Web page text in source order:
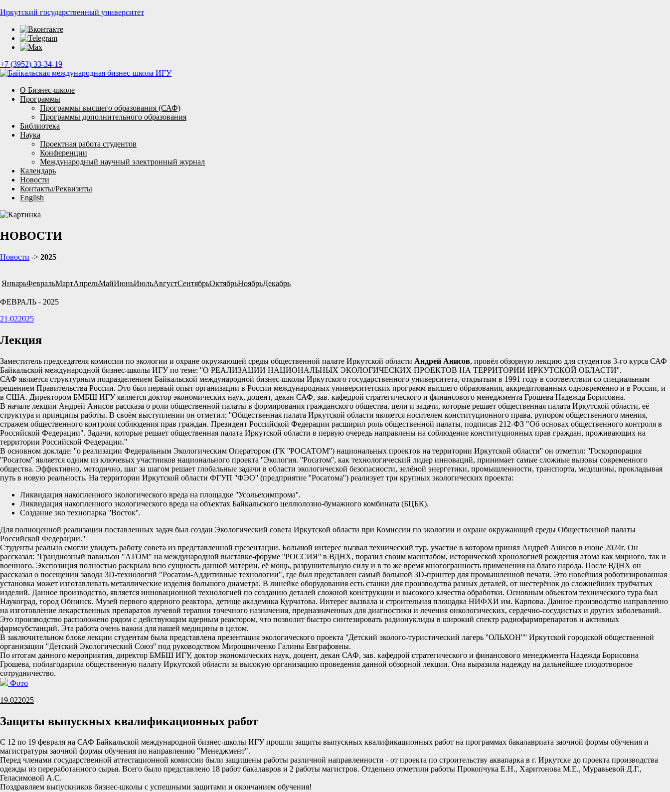
Иркутский государственный университет
+7 (3952) 33-34-19
О Бизнес-школе
Программы
Программы высшего образования (САФ)
Программы дополнительного образования
Библиотека
Наука
Проектная работа студентов
Конференции
Международный научный электронный журнал
Календарь
Новости
Контакты/Реквизиты
English
НОВОСТИ
Новости -> 2025
ЯнварьФевральМартАпрельМайИюньИюльАвгустСентябрьОктябрьНоябрьДекабрь
ФЕВРАЛЬ - 2025
21.022025
Лекция
Заместитель председателя комиссии по экологии и охране окружающей среды общественной палате Иркутской области Андрей Анисов, провёл обзорную лекцию для студентов 3-го курса САФ
Байкальской международной бизнес-школы ИГУ по теме: ''О РЕАЛИЗАЦИИ НАЦИОНАЛЬНЫХ ЭКОЛОГИЧЕСКИХ ПРОЕКТОВ НА ТЕРРИТОРИИ ИРКУТСКОЙ ОБЛАСТИ''.
САФ является структурным подразделением Байкальской международной бизнес-школы Иркутского государственного университета, открытым в 1991 году в соответствии со специальным
решением Правительства России. Это был первый опыт организации в России международных университетских программ высшего образования, аккредитованных одновременно и в России, и
в США. Директором БМБШ ИГУ является доктор экономических наук, доцент, декан САФ, зав. кафедрой стратегического и финансового менеджмента Грошева Надежда Борисовна.
В начале лекции Андрей Анисов рассказа о роли общественной палаты в формирования гражданского общества, цели и задачи, которые решает общественная палата Иркутской области, её
структура и принципы работы. В своём выступлении он отметил: ''Общественная палата Иркутской области является носителем конституционного права, рупором общественного мнения,
стражем общественного контроля соблюдения прав граждан. Президент Российской Федерации расширил роль общественной палаты, подписав 212-ФЗ "Об основах общественного контроля в
Российской Федерации". Задачи, которые решает общественная палата Иркутской области в первую очередь направлены на соблюдение конституционных прав граждан, проживающих на
территории Российской Федерации.''
В основном докладе: ''о реализации Федеральным Экологическим Оператором (ГК ''РОСАТОМ'') национальных проектов на территории Иркутской области'' он отметил: ''Госкорпорация
''Росатом'' является одним из ключевых участников национального проекта ''Экология. ''Росатом'', как технологический лидер инноваций, принимает самые сложные вызовы современного
общества. Эффективно, методично, шаг за шагом решает глобальные задачи в области экологической безопасности, зелёной энергетики, промышленности, транспорта, медицины, прокладывая
путь в новую реальность. На территории Иркутской области ФГУП ''ФЭО'' (предприятие ''Росатома'') реализует три крупных экологических проекта:
Ликвидация накопленного экологического вреда на площадке ''Усольехимпрома''.
Ликвидация накопленного экологического вреда на объектах Байкальского целлюлозно-бумажного комбината (БЦБК).
Создание эко технопарка ''Восток''.
Для полноценной реализации поставленных задач был создан Экологический совета Иркутской области при Комиссии по экологии и охране окружающей среды Общественной палаты
Российской Федерации.''
Студенты реально смогли увидеть работу совета из представленной презентации. Большой интерес вызвал технический тур, участие в котором принял Андрей Анисов в июне 2024г. Он
рассказал: ''Грандиозный павильон "АТОМ" на международной выставке-форуме ''РОССИЯ'' в ВДНХ, поразил своим масштабом, исторической хронологией рождения атома как мирного, так и
военного. Экспозиция полностью раскрыла всю сущность данной материи, её мощь, разрушительную силу и в то же время многогранность применения на благо народа. После ВДНХ он
рассказал о посещении завода 3D-технологий "Росатом-Аддитивные технологии", где был представлен самый большой 3D-принтер для промышленной печати. Это новейшая роботизированная
установка может изготавливать металлические изделия большого диаметра. В линейке оборудования есть станки для производства разных деталей, от шестерёнок до сложнейших трубчатых
изделий. Данное производство, является инновационной технологией по созданию деталей сложной конструкции и высокого качества обработки. Основным объектом технического тура был
Наукоград, город Обнинск. Музей первого ядерного реактора, детище академика Курчатова. Интерес вызвала и строительная площадка НИФХИ им. Карпова. Данное производство направленно
на изготовление лекарственных препаратов лучевой терапии точечного назначения, предназначенных для диагностики и лечения онкологических, сердечно-сосудистых и других заболеваний.
Это производство расположено рядом с действующим ядерным реактором, что позволит быстро синтезировать радионуклиды в широкий спектр радиофармпрепаратов и активных
фармсубстанций. Эта работа очень важна для нашей медицины в целом.
В заключительном блоке лекции студентам была представлена презентация экологического проекта ''Детский эколого-туристический лагерь ''ОЛЬХОН'''' Иркутской городской общественной
организации ''Детский Экологический Союз'' под руководством Мирошниченко Галины Евграфовны.
По итогам данного мероприятия, директор БМБШ ИГУ, доктор экономических наук, доцент, декан САФ, зав. кафедрой стратегического и финансового менеджмента Надежда Борисовна
Грошева, поблагодарила общественную палату Иркутской области за высокую организацию проведения данной обзорной лекции. Она выразила надежду на дальнейшее плодотворное
сотрудничество.
Фото
19.022025
Защиты выпускных квалификационных работ
С 12 по 19 февраля на САФ Байкальской международной бизнес-школы ИГУ прошли защиты выпускных квалификационных работ на программах бакалавриата заочной формы обучения и
магистратуры заочной формы обучения по направлению "Менеджмент".
Перед членами государственной аттестационной комиссии были защищены работы различной направленности - от проекта по строительству аквапарка в г. Иркутске до проекта производства
одежды из переработанного сырья. Всего было представлено 18 работ бакалавров и 2 работы магистров. Отдельно отметили работы Прокопчука Е.Н., Харитонова М.Е., Муравьевой Д.Г.,
Геласимовой А.С.
Поздравляем выпускников бизнес-школы с успешными защитами и окончанием обучения!